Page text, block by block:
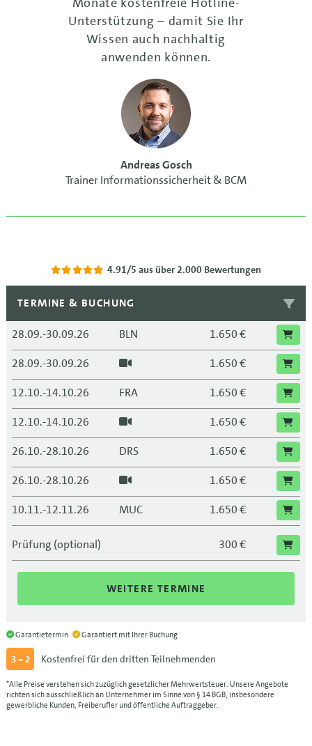
Unterstützung – damit Sie Ihr
Wissen auch nachhaltig
anwenden können.
Andreas Gosch
Trainer Informationssicherheit & BCM
4.91/5 aus über 2.000 Bewertungen
TERMINE & BUCHUNG
28.09.-30.09.26 BLN
1.650 €
28.09.-30.09.26
1.650 €
12.10.-14.10.26
FRA
1.650 €
12.10.-14.10.26
1.650 €
26.10.-28.10.26
DRS
1.650 €
26.10.-28.10.26
1.650 €
10.11.-12.11.26
MUC
1.650 €
10.11.-12.11.26
1.650 €
07.12.-09.12.26
1.650 €
21.12.-23.12.26
FRA
1.650 €
21.12.-23.12.26
Prüfung (optional) 300 €
WEITERE TERMINE
Garantietermin Garantiert mit Ihrer Buchung
3 = 2 Kostenfrei für den dritten Teilnehmenden
*Alle Preise verstehen sich zuzüglich gesetzlicher Mehrwertsteuer. Unsere Angebote
richten sich ausschließlich an Unternehmer im Sinne von § 14 BGB, insbesondere
gewerbliche Kunden, Freiberufler und öffentliche Auftraggeber.